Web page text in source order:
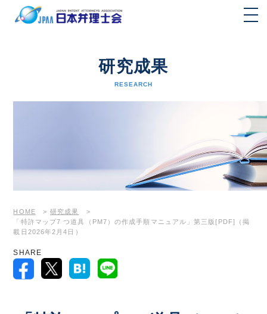
研究成果
RESEARCH
HOME > 研究成果
>
「特許マップ7 つ道具（PM7）の作成手順マニュアル」第三版[PDF]（掲
載日2026年2月4日）
SHARE